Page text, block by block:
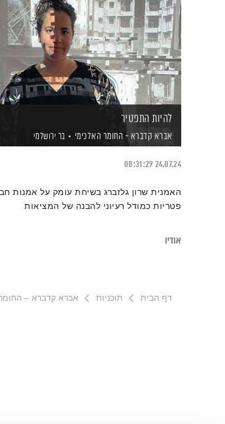
להיות התפטיר
אברא קדברא - החומר האלכימי בר ירושלמי
24.07.24
00:31:29
האמנית שרון גלזברג בשיחת עומק על אמנות
פטריות כמודל רעיוני להבנה של המציאות
אודיו
דף הבית תוכניות אברא קדברא –